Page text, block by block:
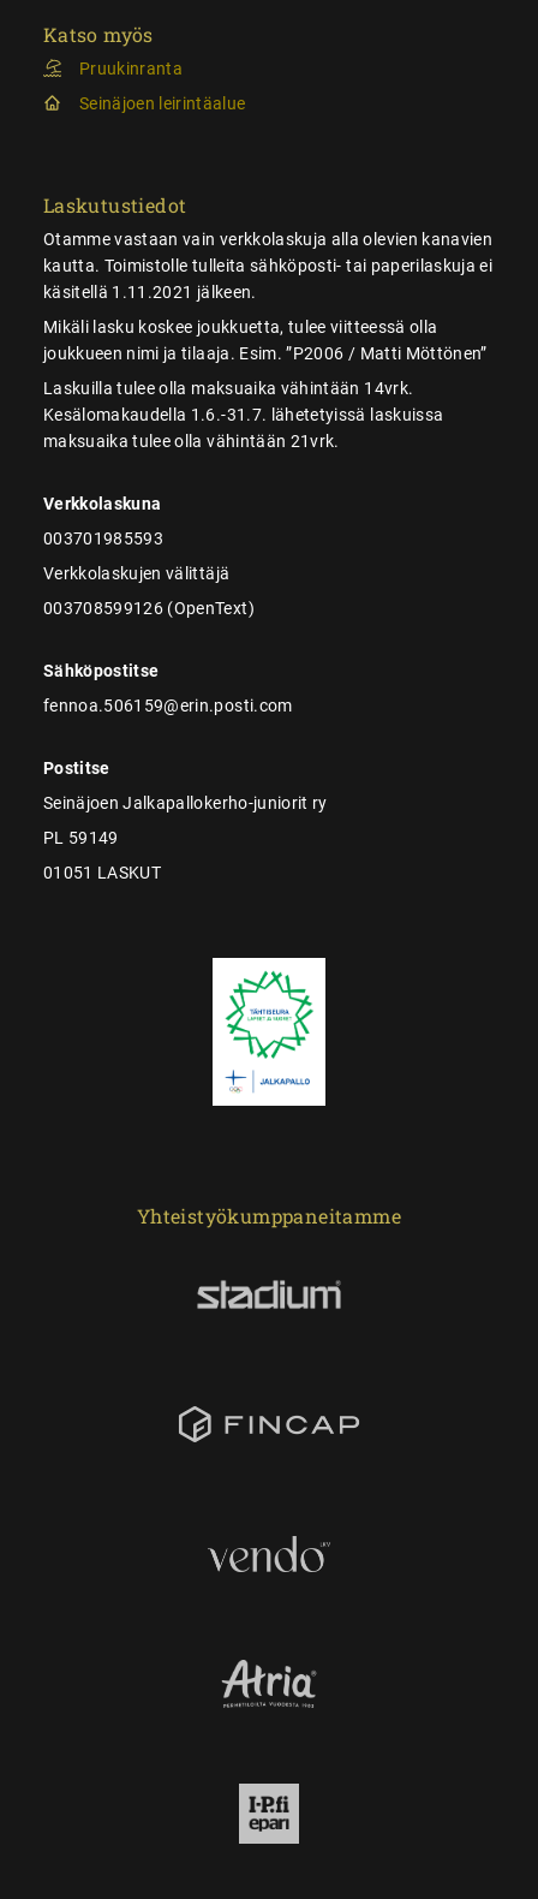
Katso myös
Pruukinranta
Seinäjoen leirintäalue
Laskutustiedot
Otamme vastaan vain verkkolaskuja alla olevien kanavien
kautta. Toimistolle tulleita sähköposti- tai paperilaskuja ei
käsitellä 1.11.2021 jälkeen.
Mikäli lasku koskee joukkuetta, tulee viitteessä olla
joukkueen nimi ja tilaaja. Esim. ”P2006 / Matti Möttönen”
Laskuilla tulee olla maksuaika vähintään 14vrk.
Kesälomakaudella 1.6.-31.7. lähetetyissä laskuissa
maksuaika tulee olla vähintään 21vrk.
Verkkolaskuna
003701985593
Verkkolaskujen välittäjä
003708599126 (OpenText)
Sähköpostitse
fennoa.506159@erin.posti.com
Postitse
Seinäjoen Jalkapallokerho-juniorit ry
PL 59149
01051 LASKUT
Yhteistyökumppaneitamme